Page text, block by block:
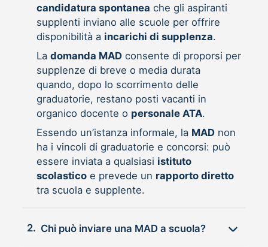
candidatura spontanea che gli aspiranti
supplenti inviano alle scuole per offrire
disponibilità a incarichi di supplenza.
La domanda MADconsente di proporsi per
supplenze di breve o media durata
quando, dopo lo scorrimento delle
graduatorie, restano posti vacanti in
organico docente o personale ATA.
Essendo un’istanza informale, la MADnon
ha i vincoli di graduatorie e concorsi: può
essere inviata a qualsiasi istituto
scolasticoe prevede un rapporto diretto
tra scuola e supplente.
2. Chi può inviare una MAD a scuola?